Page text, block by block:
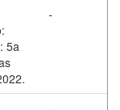
5a
-